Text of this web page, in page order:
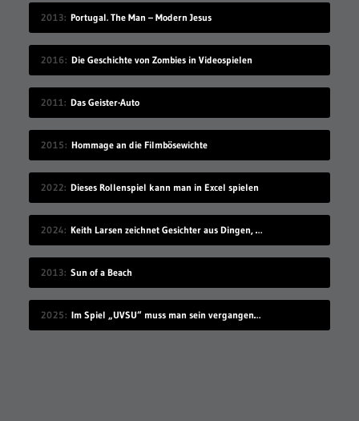
2013 Portugal. The Man – Modern Jesus
2016 Die Geschichte von Zombies in Videospielen
2011 Das Geister-Auto
2015 Hommage an die Filmbösewichte
2022 Dieses Rollenspiel kann man in Excel spielen
2024 Keith Larsen zeichnet Gesichter aus Dingen, die wie Gesichter aussehen
2013 Sun of a Beach
2025 Im Spiel „UVSU“ muss man sein vergangenes Ich bekämpfen